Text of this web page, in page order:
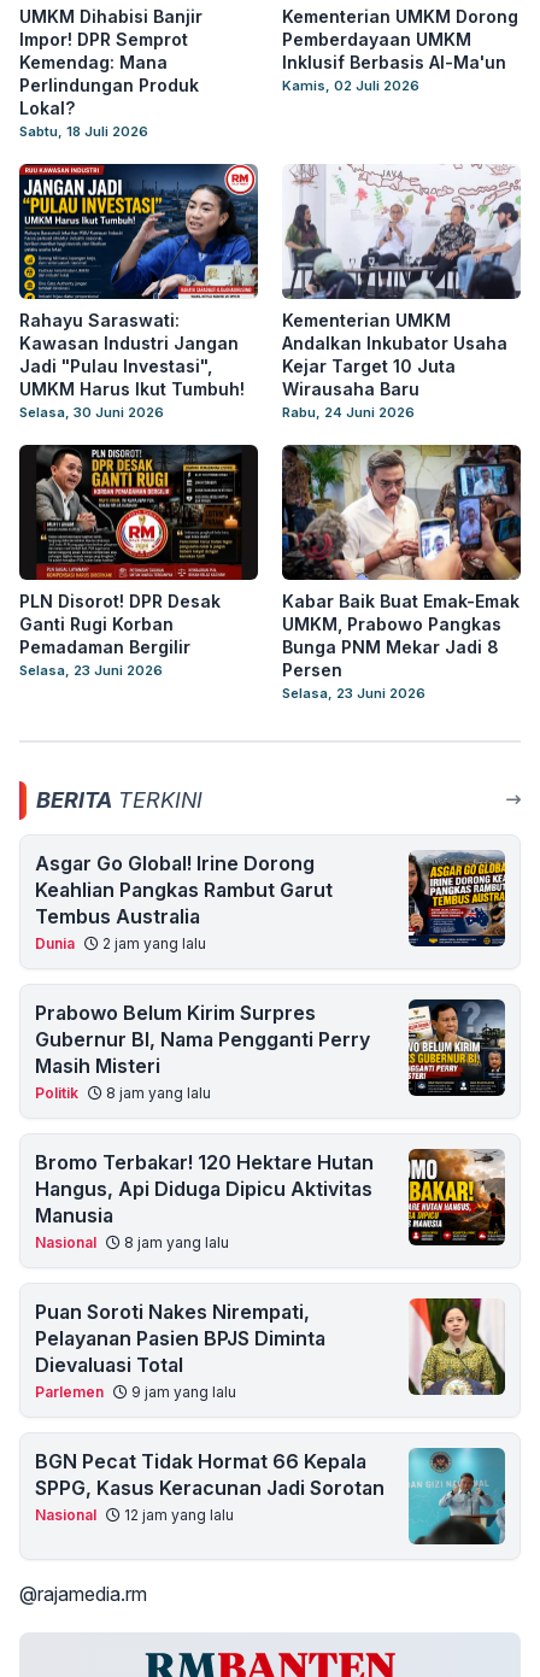
UMKM Dihabisi Banjir
Impor! DPR Semprot
Kemendag: Mana
Perlindungan Produk
Lokal?
Sabtu, 18 Juli 2026
Kementerian UMKM Dorong
Pemberdayaan UMKM
Inklusif Berbasis Al-Ma'un
Kamis, 02 Juli 2026
Rahayu Saraswati:
Kawasan Industri Jangan
Jadi "Pulau Investasi",
UMKM Harus Ikut Tumbuh!
Selasa, 30 Juni 2026
Kementerian UMKM
Andalkan Inkubator Usaha
Kejar Target 10 Juta
Wirausaha Baru
Rabu, 24 Juni 2026
PLN Disorot! DPR Desak
Ganti Rugi Korban
Pemadaman Bergilir
Selasa, 23 Juni 2026
Kabar Baik Buat Emak-Emak
UMKM, Prabowo Pangkas
Bunga PNM Mekar Jadi 8
Persen
Selasa, 23 Juni 2026
BERITA TERKINI
Asgar Go Global! Irine Dorong
Keahlian Pangkas Rambut Garut
Tembus Australia
Dunia 2 jam yang lalu
Prabowo Belum Kirim Surpres
Gubernur BI, Nama Pengganti Perry
Masih Misteri
Politik 8 jam yang lalu
Bromo Terbakar! 120 Hektare Hutan
Hangus, Api Diduga Dipicu Aktivitas
Manusia
Nasional 8 jam yang lalu
Puan Soroti Nakes Nirempati,
Pelayanan Pasien BPJS Diminta
Dievaluasi Total
Parlemen 9 jam yang lalu
BGN Pecat Tidak Hormat 66 Kepala
SPPG, Kasus Keracunan Jadi Sorotan
Nasional 12 jam yang lalu
@rajamedia.rm